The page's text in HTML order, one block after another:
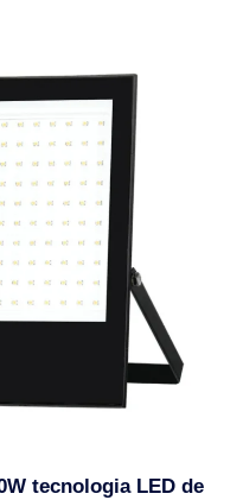
tecnologia LED de